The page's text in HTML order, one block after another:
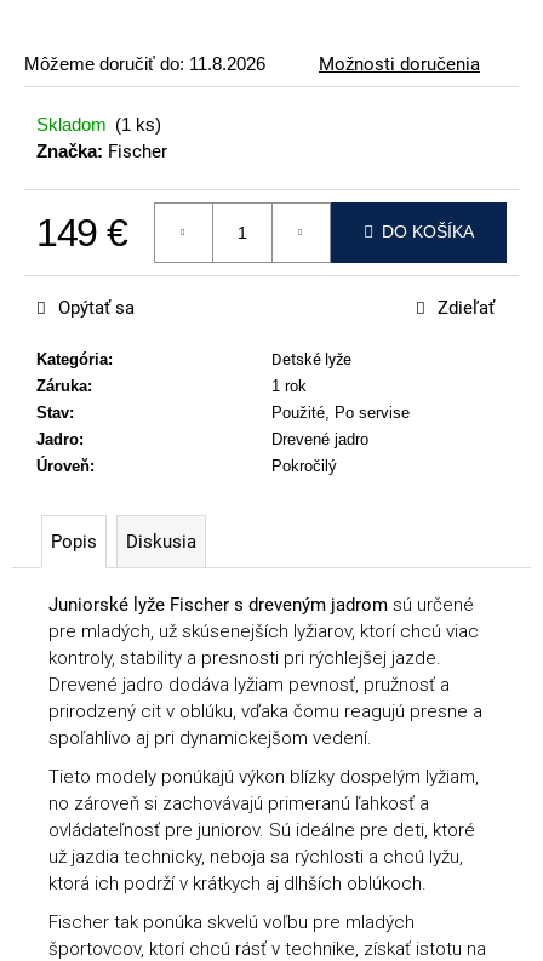
Môžeme doručiť do: 11.8.2026 Možnosti doručenia
Skladom (1 ks)
Značka: Fischer
149 €
Jednotková cena:
DO KOŠÍKA
Kategória:
Detské lyže
Záruka:
1 rok
Stav:
Použité, Po servise
Jadro:
Drevené jadro
Úroveň: Pokročilý
Opýtať sa Zdieľať
Popis Diskusia
Juniorské lyže Fischer s dreveným jadrom sú určené
pre mladých, už skúsenejších lyžiarov, ktorí chcú viac
kontroly, stability a presnosti pri rýchlejšej jazde.
Drevené jadro dodáva lyžiam pevnosť, pružnosť a
prirodzený cit v oblúku, vďaka čomu reagujú presne a
spoľahlivo aj pri dynamickejšom vedení.
Tieto modely ponúkajú výkon blízky dospelým lyžiam,
no zároveň si zachovávajú primeranú ľahkosť a
ovládateľnosť pre juniorov. Sú ideálne pre deti, ktoré
už jazdia technicky, neboja sa rýchlosti a chcú lyžu,
ktorá ich podrží v krátkych aj dlhších oblúkoch.
Fischer tak ponúka skvelú voľbu pre mladých
športovcov, ktorí chcú rásť v technike, získať istotu na
o
r
ú
č
e
ATOMIC
REDSTER
J2(SPORT
EDITION)
79